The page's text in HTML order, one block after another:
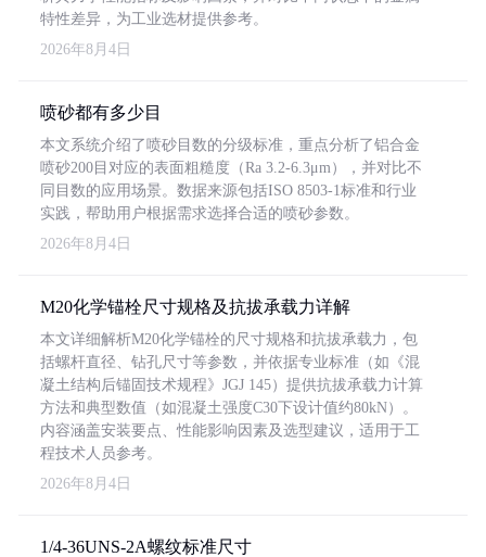
特性差异，为工业选材提供参考。
2026年8月4日
喷砂都有多少目
本文系统介绍了喷砂目数的分级标准，重点分析了铝合金
喷砂200目对应的表面粗糙度（Ra 3.2-6.3μm），并对比不
同目数的应用场景。数据来源包括ISO 8503-1标准和行业
实践，帮助用户根据需求选择合适的喷砂参数。
2026年8月4日
M20化学锚栓尺寸规格及抗拔承载力详解
本文详细解析M20化学锚栓的尺寸规格和抗拔承载力，包
括螺杆直径、钻孔尺寸等参数，并依据专业标准（如《混
凝土结构后锚固技术规程》JGJ 145）提供抗拔承载力计算
方法和典型数值（如混凝土强度C30下设计值约80kN）。
内容涵盖安装要点、性能影响因素及选型建议，适用于工
程技术人员参考。
2026年8月4日
1/4-36UNS-2A螺纹标准尺寸